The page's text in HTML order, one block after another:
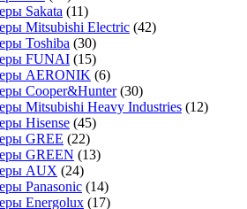
Sakata (11)
Mitsubishi Electric (42)
Toshiba (30)
FUNAI (15)
AERONIK (6)
Cooper&Hunter (30)
Mitsubishi Heavy Industries (12)
Hisense (45)
GREE (22)
GREEN (13)
AUX (24)
Panasonic (14)
Energolux (17)